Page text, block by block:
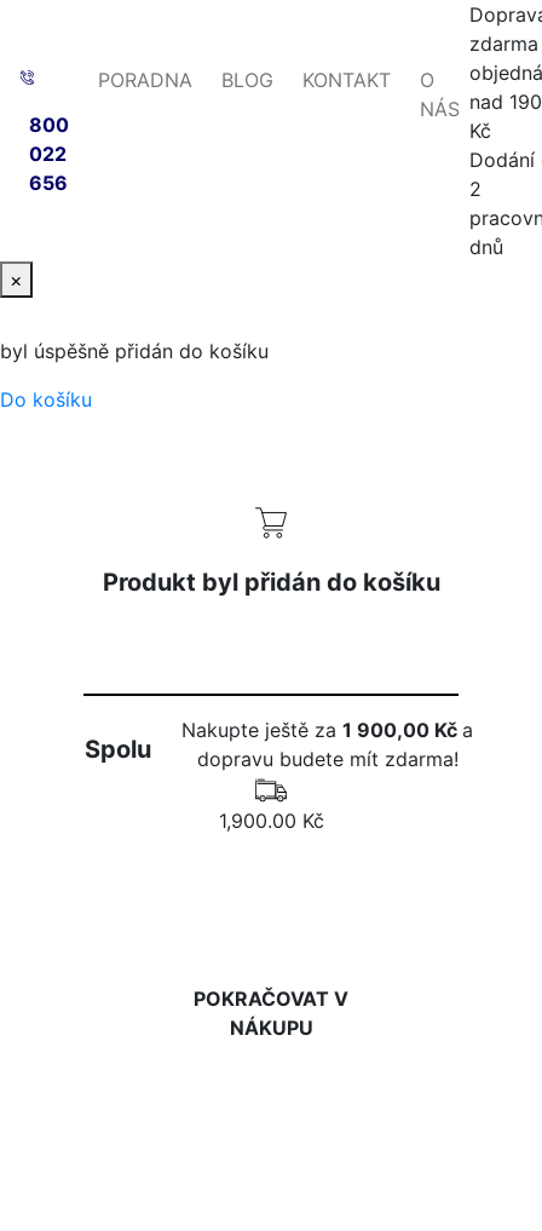
800
022
656
PORADNA BLOG KONTAKT
O
NÁS nad
Kč
Dodání
2
dnů
×
byl úspěšně přidán do košíku
Do košíku
Produkt byl přidán do košíku
Spolu
Nakupte ještě za1 900,00 Kča
dopravu budete mít zdarma!
1,900.00 Kč
POKRAČOVAT V
NÁKUPU